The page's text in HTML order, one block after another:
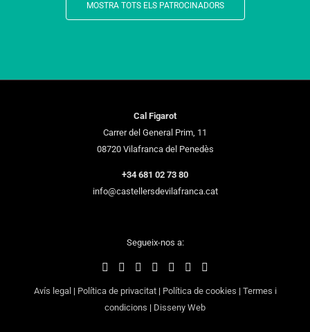
MOSTRA TOTS ELS PATROCINADORS
Cal Figarot
Carrer del General Prim, 11
08720 Vilafranca del Penedès
+34 681 02 73 80
info@castellersdevilafranca.cat
Segueix-nos a:
Avís legal | Política de privacitat| Política de cookies | Termes i
condicions | Disseny Web